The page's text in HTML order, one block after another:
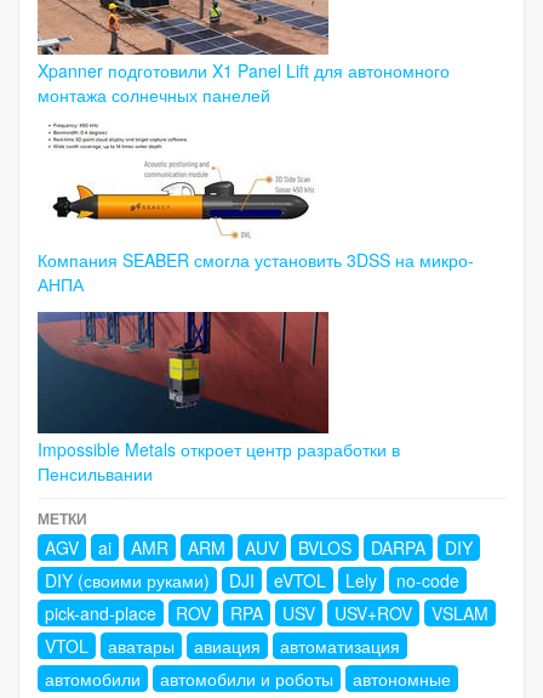
Xpanner подготовили X1 Panel Lift для автономного
монтажа солнечных панелей
Компания SEABER смогла установить 3DSS на микро-
АНПА
Impossible Metals откроет центр разработки в
Пенсильвании
МЕТКИ
AGV ai AMR ARM AUV BVLOS DARPA
DIY
DIY (своими руками)
DJI eVTOL Lely
no-code
pick-and-place
ROV RPA USV USV+ROV
VSLAM
VTOL
аватары авиация
автоматизация
автомобили
автомобили и роботы
автономные